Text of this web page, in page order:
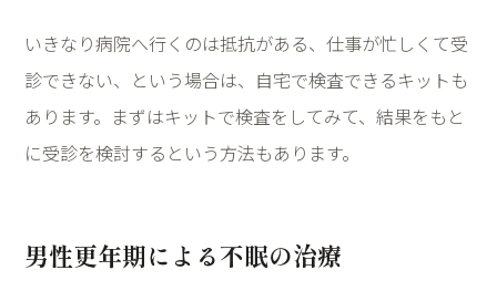
いきなり病院へ行くのは抵抗がある、仕事が忙しくて受
診できない、という場合は、自宅で検査できるキットも
あります。まずはキットで検査をしてみて、結果をもと
に受診を検討するという方法もあります。
男性更年期による不眠の治療